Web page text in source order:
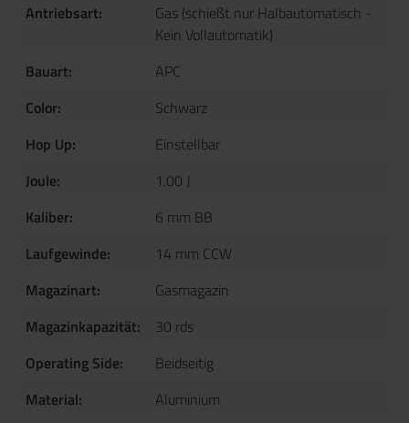
Antriebsart:
Gas (schießt nur Halbautomatisch -
Kein Vollautomatik)
Bauart:
APC
Color:
Schwarz
Hop Up:
Einstellbar
Joule:
1.00 J
Kaliber:
6 mm BB
Laufgewinde:
14 mm CCW
Magazinart:
Gasmagazin
Magazinkapazität:
30 rds
Operating Side:
Beidseitig
Material:
Aluminium